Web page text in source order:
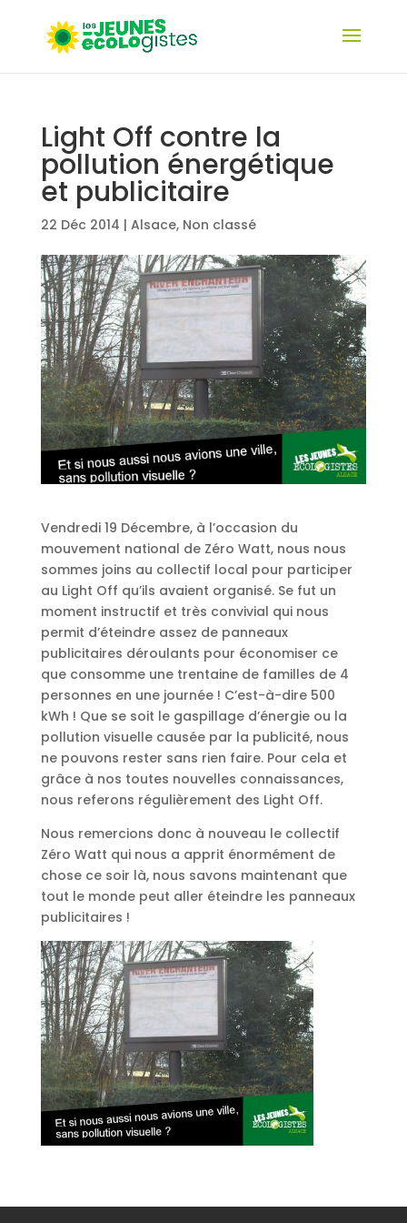
Light Off contre la
pollution énergétique
et publicitaire
22 Déc 2014 | Alsace, Non classé
Vendredi 19 Décembre, à l’occasion du
mouvement national de Zéro Watt, nous nous
sommes joins au collectif local pour participer
au Light Off qu’ils avaient organisé. Se fut un
moment instructif et très convivial qui nous
permit d’éteindre assez de panneaux
publicitaires déroulants pour économiser ce
que consomme une trentaine de familles de 4
personnes en une journée ! C’est-à-dire 500
kWh ! Que se soit le gaspillage d’énergie ou la
pollution visuelle causée par la publicité, nous
ne pouvons rester sans rien faire. Pour cela et
grâce à nos toutes nouvelles connaissances,
nous referons régulièrement des Light Off.
Nous remercions donc à nouveau le collectif
Zéro Watt qui nous a apprit énormément de
chose ce soir là, nous savons maintenant que
tout le monde peut aller éteindre les panneaux
publicitaires !